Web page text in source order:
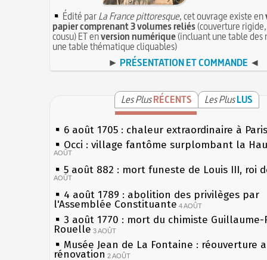
Édité parLa France pittoresque, cet ouvrage existe en
papier comprenant 3 volumes reliés(couverture
cousu) ET enversion numérique(incluant une table des
une table thématique cliquables)
► PRÉSENTATION ET COMMANDE ◄
Les PlusRÉCENTS Les PlusLUS
6 août 1705 : chaleur extraordinaire à Paris
Occi : village fantôme surplombant la
AOÛT
5 août 882 : mort funeste de Louis III, roi
AOÛT
4 août 1789 : abolition des privilèges par
l'Assemblée Constituante 4 AOÛT
3 août 1770 : mort du chimiste Guillaume-
Rouelle 3 AOÛT
Musée Jean de La Fontaine : réouverture
rénovation 2 AOÛT